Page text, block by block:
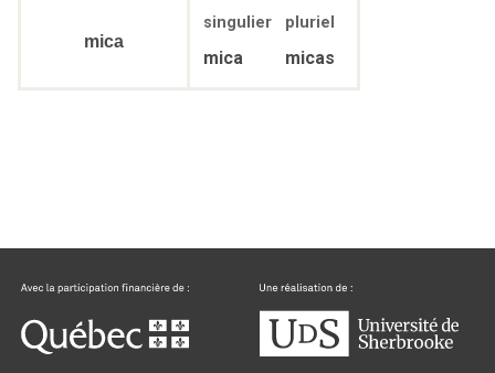
mica
singulier pluriel
mica micas